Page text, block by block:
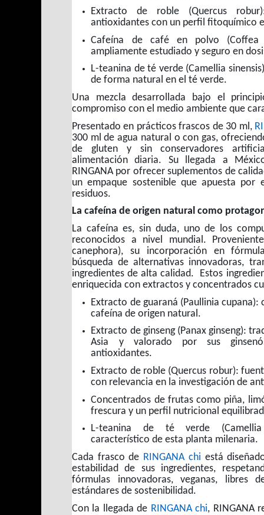
Extracto de roble (Quercus
antioxidantes con un perfil fitoquímico
Cafeína de café en polvo (Coffea
ampliamente estudiado y seguro en
L-teanina de té verde (Camellia
de forma natural en el té verde.
Una mezcla desarrollada bajo el
compromiso con el medio ambiente que
Presentado en prácticos frascos de 30 ml,
300 ml de agua natural o con gas,
de gluten y sin conservadores
alimentación diaria. Su llegada a
RINGANA por ofrecer suplementos de
un empaque sostenible que apuesta
residuos.
La cafeína de origen natural como
La cafeína es, sin duda, uno de los
reconocidos a nivel mundial.
canephora), su incorporación en
búsqueda de alternativas innovadoras,
ingredientes de alta calidad. Estos
enriquecida con extractos y concentrados
Extracto de guaraná (Paullinia
cafeína de origen natural.
Extracto de ginseng (Panax ginseng):
Asia y valorado por sus
antioxidantes.
Extracto de roble (Quercus robur):
con relevancia en la investigación de
Concentrados de frutas como piña,
frescura y un perfil nutricional
L-teanina de té verde (Camellia
característico de esta planta milenaria.
Cada frasco de RINGANA chi está
estabilidad de sus ingredientes,
fórmulas innovadoras, veganas, libres
estándares de sostenibilidad.
Con la llegada de RINGANA chi, RINGANA